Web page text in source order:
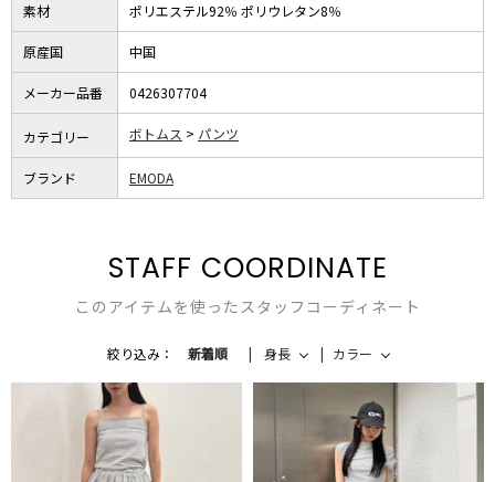
素材 ポリエステル92％ ポリウレタン8％
原産国 中国
メーカー品番 0426307704
カテゴリー ボトムス パンツ
ブランド EMODA
STAFF COORDINATE
このアイテムを使ったスタッフコーディネート
絞り込み： 新着順 身長 カラー